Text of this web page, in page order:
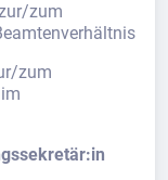
zum
zum